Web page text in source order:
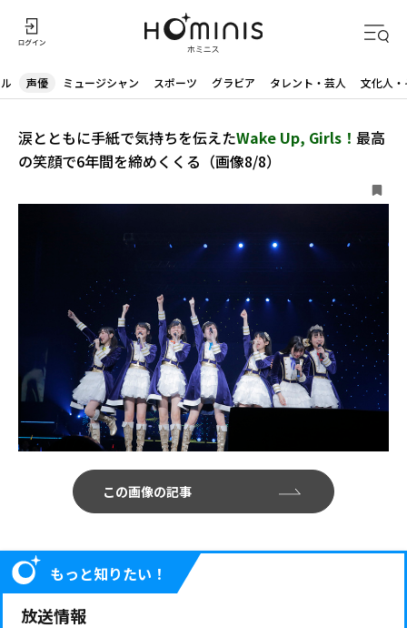
声優 ミュージシャン スポーツ グラビア タレント・芸人 文化人
涙とともに手紙で気持ちを伝えたWake Up, Girls！ 最高
の笑顔で6年間を締めくくる（画像8/8）
この画像の記事
もっと知りたい！
放送情報